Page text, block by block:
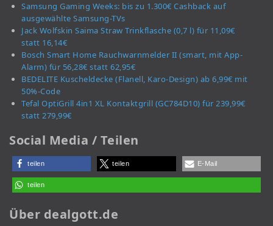
Samsung Gaming Weeks: bis zu 1.300€ Cashback auf
ausgewählte Samsung-TVs
Jack Wolfskin Saima Straw Trinkflasche (0,7 l) für 11,09€
statt 16,14€
Bosch Smart Home Rauchwarnmelder II (smart, mit App-
Alarm) für 56,28€ statt 62,95€
BEDELITE Kuscheldecke (Flanell, Karo-Design) ab 6,99€ mit
50%-Code
Tefal OptiGrill 4in1 XL Kontaktgrill (GC784D10) für 239,99€
statt 279,99€
Social Media / Teilen
teilen teilen E-Mail
teilen
Über dealgott.de